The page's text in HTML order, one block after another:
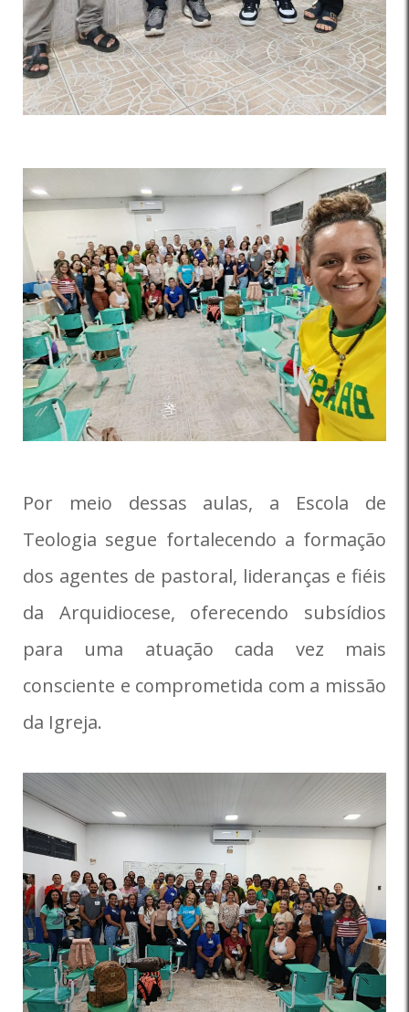
Por meio dessas aulas, a Escola de
Teologia segue fortalecendo a formação
dos agentes de pastoral, lideranças e fiéis
da Arquidiocese, oferecendo subsídios
para uma atuação cada vez mais
consciente e comprometida com a missão
da Igreja.